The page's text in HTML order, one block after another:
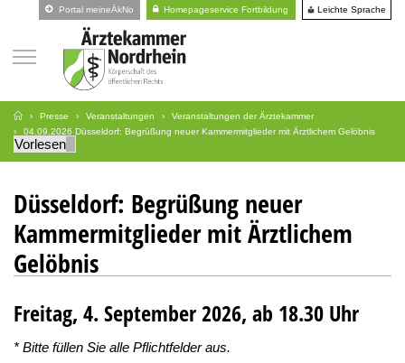
Portal meineÄkNo Homepageservice Fortbildung Leichte Sprache
Presse Veranstaltungen
Veranstaltungen der Ärztekammer
04.09.2026 Düsseldorf: Begrüßung neuer Kammermitglieder mit Ärztlichem Gelöbnis
Anmeldung
Vorlesen
Düsseldorf: Begrüßung neuer
Kammermitglieder mit Ärztlichem
Gelöbnis
Freitag, 4. September 2026, ab 18.30 Uhr
* Bitte füllen Sie alle Pflichtfelder aus.